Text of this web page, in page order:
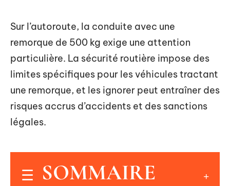
Sur l’autoroute, la conduite avec une
remorque de 500 kg exige une attention
particulière. La sécurité routière impose des
limites spécifiques pour les véhicules tractant
une remorque, et les ignorer peut entraîner des
risques accrus d’accidents et des sanctions
légales.
SOMMAIRE